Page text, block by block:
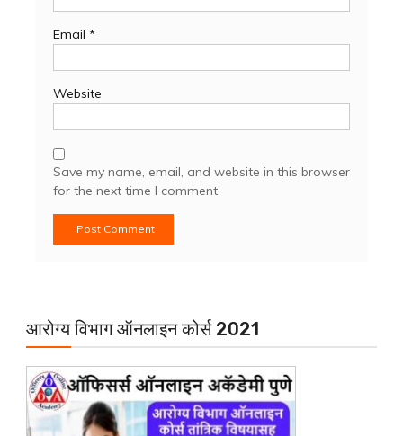
Email *
Website
Save my name, email, and website in this browser
for the next time I comment.
आरोग्य विभाग ऑनलाइन कोर्स 2021